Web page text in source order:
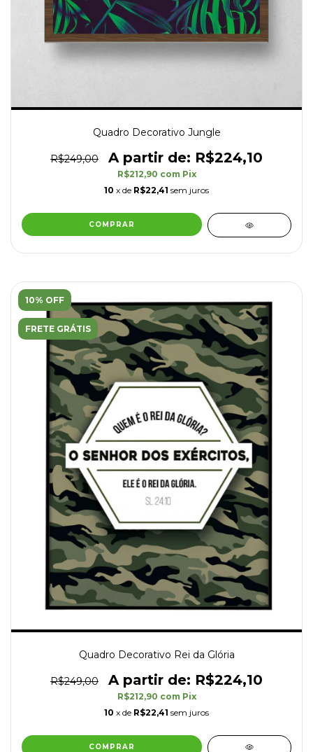
Quadro Decorativo Jungle
R$249,00 R$224,10
R$212,90 com Pix
10 x de R$22,41 sem juros
COMPRAR
10% OFF
FRETE GRÁTIS
Quadro Decorativo Rei da Glória
R$249,00 R$224,10
R$212,90 com Pix
10 x de R$22,41 sem juros
COMPRAR